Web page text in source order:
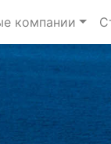
компании